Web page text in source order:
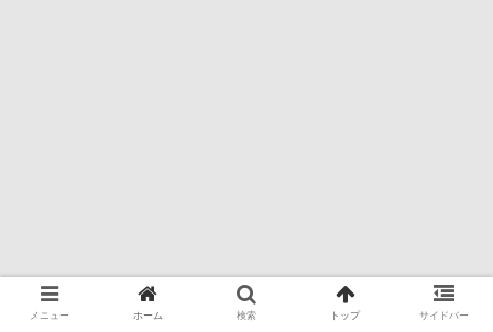
メニュー ホーム 検索 トップ サイドバー